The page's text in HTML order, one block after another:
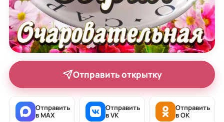
Отправить открытку
Отправить
в MAX
Отправить
в VK
Отправить
в OK